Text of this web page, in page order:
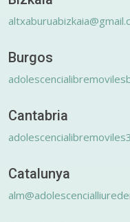
Burgos
Cantabria
Catalunya